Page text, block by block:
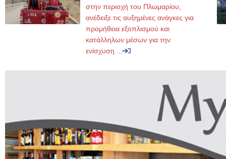
στην περιοχή του Πλωμαρίου,
ανέδειξε τις αυξημένες ανάγκες για
προμήθεια εξοπλισμού και
κατάλληλων μέσων για την
ενίσχυση ...